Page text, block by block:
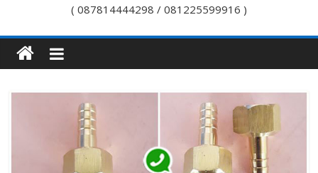
( 087814444298 / 081225599916 )